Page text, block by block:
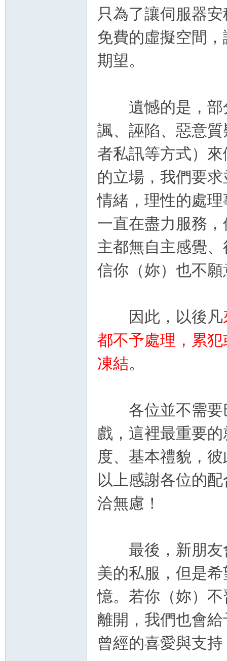
只為了讓伺服器
免費的虛擬空間
期望。
遺憾的是，部
諷、誣陷、惡意
者私訊等方式）
的立場，我們要
情緒，理性的處
一直在盡力服務
主都無自主感覺
信你（妳）也不
因此，以後凡
都不予處理，累
凍結。
各位並不需要
戲，這裡最重要
度、基本禮貌，
以上感謝各位的
洽無慮！
最後，新朋友
美的私服，但是
憶。若你（妳）
離開，我們也會
曾經的喜愛與支持